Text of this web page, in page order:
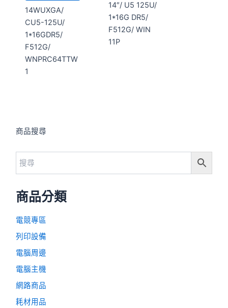
商品搜尋
商品分類
電競專區
列印設備
電腦周邊
電腦主機
網路商品
耗材用品
14WUXGA/
CU5-125U/
1*16GDR5/
F512G/
WNPRC64TTW
1
14″/ U5 125U/
1*16G DR5/
F512G/ WIN
11P